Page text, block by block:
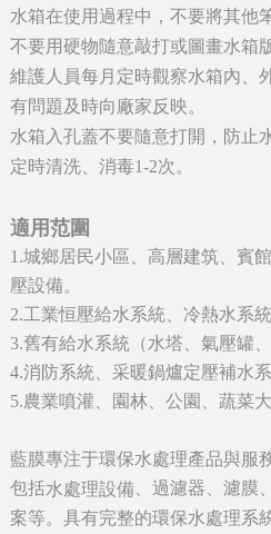
水箱在使用過程中，不要將其他
不要用硬物隨意敲打或圖畫水箱
維護人員每月定時觀察水箱內、
有問題及時向廠家反映。
水箱入孔蓋不要隨意打開，防止
定時清洗、消毒1-2次。
適用范圍
1.城鄉居民小區、高層建筑、賓
壓設備。
2.工業恒壓給水系統、冷熱水系統
3.舊有給水系統（水塔、氣壓罐
4.消防系統、采暖鍋爐定壓補水系
5.農業噴灌、園林、公園、蔬菜
藍膜專注于環保水處理產品與服
包括水處理設備、過濾器、濾膜
案等。具有完整的環保水處理系